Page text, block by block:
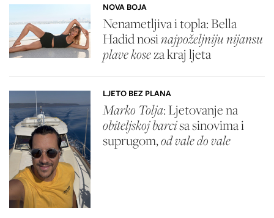
NOVA BOJA
Nenametljiva i topla: Bella
Hadid nosinajpoželjniju nijansu
plave koseza kraj ljeta
LJETO BEZ PLANA
Marko Tolja: Ljetovanje na
obiteljskoj barcisa sinovima i
suprugom,od vale do vale